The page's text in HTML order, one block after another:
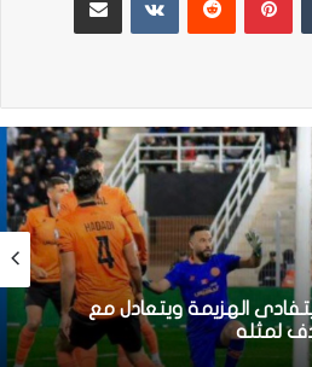
مزراوي في التداريب قبل